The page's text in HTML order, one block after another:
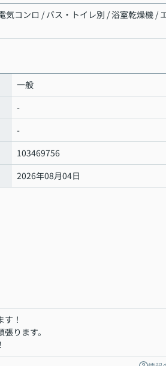
コンロ / バス・トイレ別 / 浴室乾燥機 /
一般
-
-
103469756
2026年08月04日
！
ります。